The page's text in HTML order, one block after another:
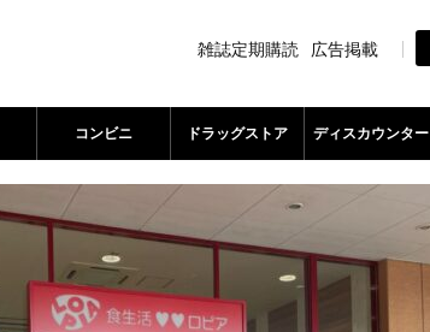
雑誌定期購読 広告掲載
コンビニ ドラッグストア ディスカウンター